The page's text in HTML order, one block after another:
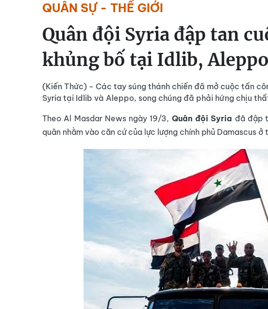
QUÂN SỰ - THẾ GIỚI
Quân đội Syria đập tan
khủng bố tại Idlib, Aleppo
(Kiến Thức) - Các tay súng thánh chiến đã mở cuộc tấn
Syria tại Idlib và Aleppo, song chúng đã phải hứng chịu
Theo Al Masdar News ngày 19/3, Quân đội Syria đã đập
quân nhằm vào căn cứ của lực lượng chính phủ Damascus ở